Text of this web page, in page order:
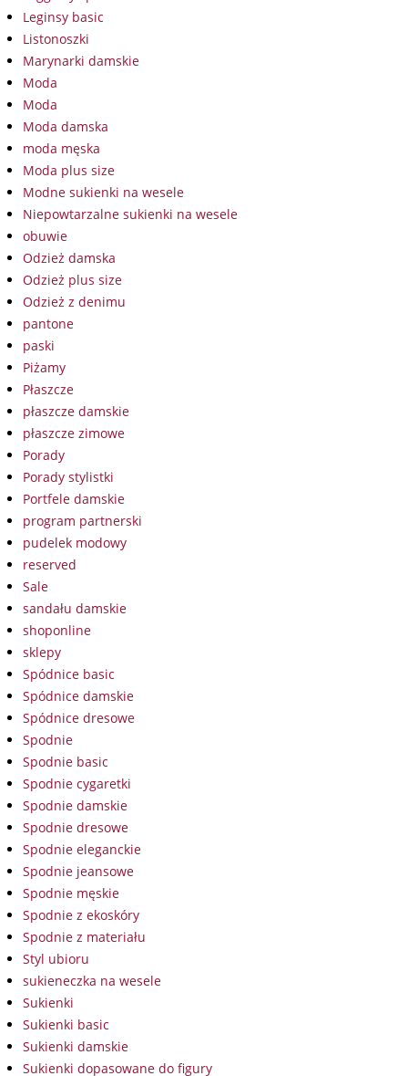
Leginsy basic
Listonoszki
Marynarki damskie
Moda
Moda
Moda damska
moda męska
Moda plus size
Modne sukienki na wesele
Niepowtarzalne sukienki na wesele
obuwie
Odzież damska
Odzież plus size
Odzież z denimu
pantone
paski
Piżamy
Płaszcze
płaszcze damskie
płaszcze zimowe
Porady
Porady stylistki
Portfele damskie
program partnerski
pudelek modowy
reserved
Sale
sandału damskie
shoponline
sklepy
Spódnice basic
Spódnice damskie
Spódnice dresowe
Spodnie
Spodnie basic
Spodnie cygaretki
Spodnie damskie
Spodnie dresowe
Spodnie eleganckie
Spodnie jeansowe
Spodnie męskie
Spodnie z ekoskóry
Spodnie z materiału
Styl ubioru
sukieneczka na wesele
Sukienki
Sukienki basic
Sukienki damskie
Sukienki dopasowane do figury